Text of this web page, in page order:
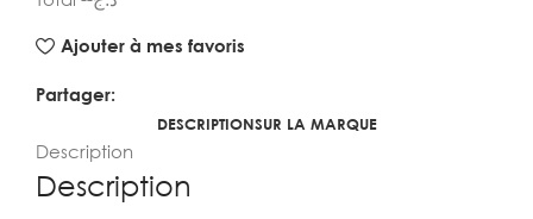
Ajouter à mes favoris
Partager:
DESCRIPTIONSUR LA MARQUE
Description
Description